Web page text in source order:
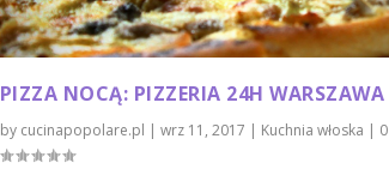
PIZZA NOCĄ: PIZZERIA 24H WARSZAWA
by cucinapopolare.pl | wrz 11, 2017 | Kuchnia włoska | 0